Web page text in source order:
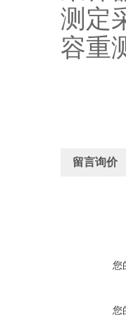
测定
容重
留言询价
您
您